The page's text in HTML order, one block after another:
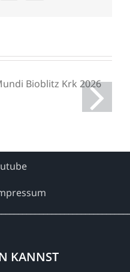
zum
Krk
KANNST